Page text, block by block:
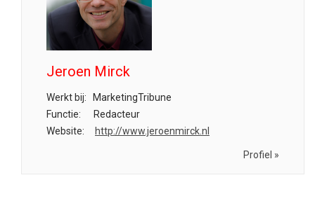
Jeroen Mirck
Werkt bij:
MarketingTribune
Functie:
Redacteur
Website:
http://www.jeroenmirck.nl
Profiel »